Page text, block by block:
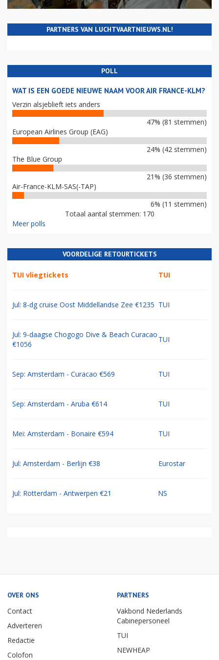
PARTNERS VAN LUCHTVAARTNIEUWS.NL!
POLL
WAT IS EEN GOEDE NIEUWE NAAM VOOR AIR FRANCE-KLM?
Verzin alsjeblieft iets anders
47% (81 stemmen)
European Airlines Group (EAG)
24% (42 stemmen)
The Blue Group
21% (36 stemmen)
Air-France-KLM-SAS(-TAP)
6% (11 stemmen)
Totaal aantal stemmen: 170
Meer polls
VOORDELIGE RETOURTICKETS
TUI vliegtickets TUI
Jul: 8-dg cruise Oost Middellandse Zee €1235 TUI
Jul: 9-daagse Chogogo Dive & Beach Curacao
€1056
TUI
Sep: Amsterdam - Curacao €569 TUI
Sep: Amsterdam - Aruba €614 TUI
Mei: Amsterdam - Bonaire €594 TUI
Jul: Amsterdam - Berlijn €38 Eurostar
Jul: Rotterdam - Antwerpen €21 NS
OVER ONS
Contact
Adverteren
Redactie
Colofon
PARTNERS
Vakbond Nederlands
Cabinepersoneel
TUI
NEWHEAP